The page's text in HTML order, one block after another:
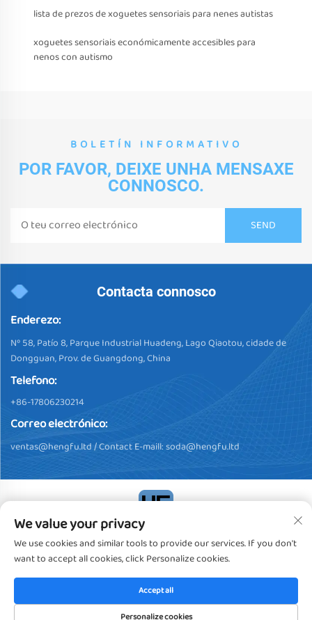
lista de prezos de xoguetes sensoriais para nenes autistas
xoguetes sensoriais económicamente accesibles para
nenos con autismo
BOLETÍN INFORMATIVO
POR FAVOR, DEIXE UNHA MENSAXE
CONNOSCO.
Contacta connosco
Enderezo:
Nº 58, Patío 8, Parque Industrial Huadeng, Lago Qiaotou, cidade de
Dongguan, Prov. de Guangdong, China
Telefono:
+86-17806230214
Correo electrónico:
ventas@hengfu.ltd/ Contact E-maill:soda@hengfu.ltd
Dereitos de autor © 2024, Dongguan Hengfu Plastic Products Co.,
Ltd. Todos os dereitos reservadosPolítica de privacidade
We value your privacy
We use cookies and similar tools to provide our services. If you don't
want to accept all cookies, click Personalize cookies.
Personalize cookies
Accept all